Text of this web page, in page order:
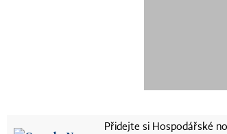
Přidejte si Hospodářské